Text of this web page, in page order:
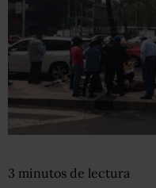
3 minutos de lectura